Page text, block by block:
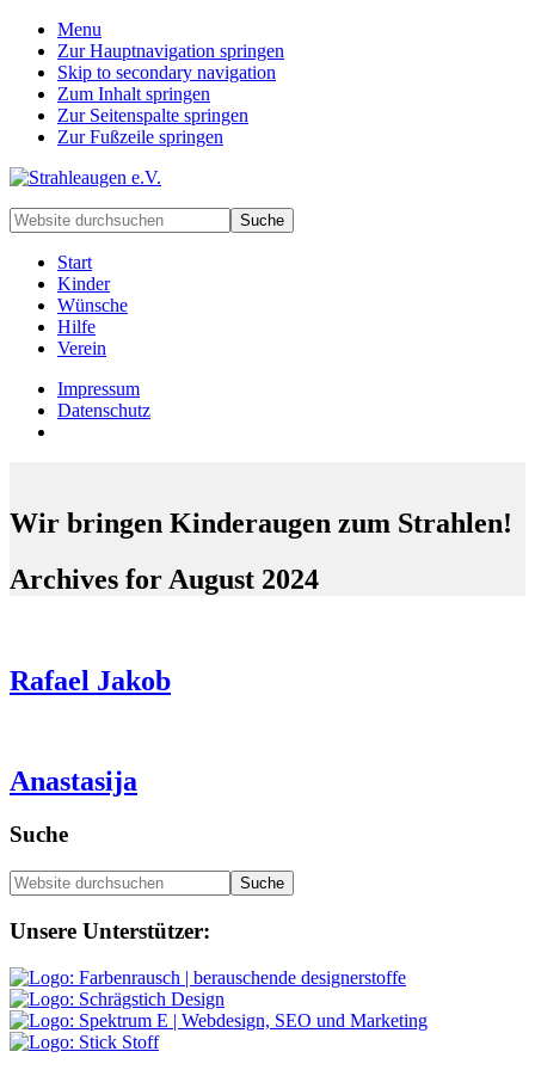
Menu
Zur Hauptnavigation springen
Skip to secondary navigation
Zum Inhalt springen
Zur Seitenspalte springen
Zur Fußzeile springen
Handarbeiten
für
besondere
Kinder
deren
Familien
Website
durchsuchen
Start
Kinder
Wünsche
Hilfe
Verein
Impressum
Datenschutz
Wir bringen Kinderaugen zum Strahlen!
Archives for August 2024
Rafael Jakob
Anastasija
Seitenspalte
Suche
Website
durchsuchen
Footer
Unsere Unterstützer: